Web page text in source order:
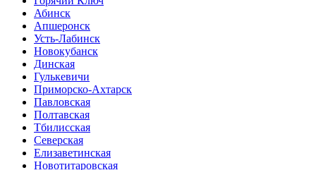
Абинск
Апшеронск
Усть-Лабинск
Новокубанск
Динская
Гулькевичи
Приморско-Ахтарск
Павловская
Полтавская
Тбилисская
Северская
Елизаветинская
Новотитаровская